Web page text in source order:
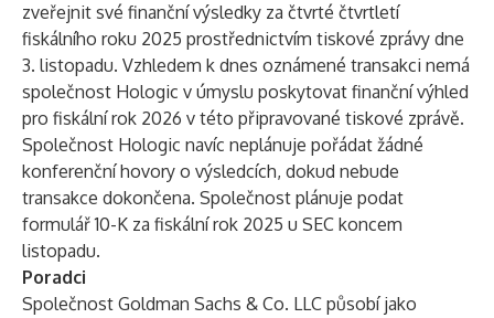
zveřejnit své finanční výsledky za čtvrté čtvrtletí
fiskálního roku 2025 prostřednictvím tiskové zprávy dne
3. listopadu. Vzhledem k dnes oznámené transakci nemá
společnost Hologic v úmyslu poskytovat finanční výhled
pro fiskální rok 2026 v této připravované tiskové zprávě.
Společnost Hologic navíc neplánuje pořádat žádné
konferenční hovory o výsledcích, dokud nebude
transakce dokončena. Společnost plánuje podat
formulář 10-K za fiskální rok 2025 u SEC koncem
listopadu.
Poradci
Společnost Goldman Sachs & Co. LLC působí jako